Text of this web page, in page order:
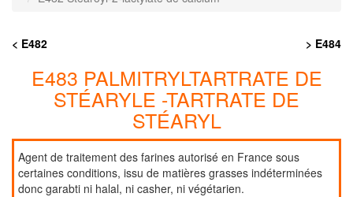
< E482 > E484
E483 PALMITRYLTARTRATE DE
STÉARYLE -TARTRATE DE
STÉARYL
Agent de traitement des farines autorisé en France sous
certaines conditions, issu de matières grasses indéterminées
donc garabti ni halal, ni casher, ni végétarien.